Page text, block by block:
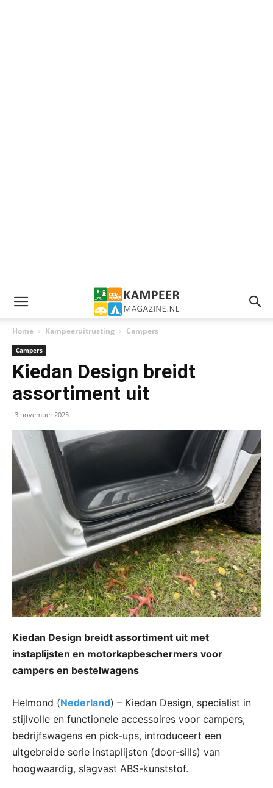
Home Kampeeruitrusting Campers
Campers
Kiedan Design breidt
assortiment uit
3 november 2025
Kiedan Design breidt assortiment uit met
instaplijsten en motorkapbeschermers voor
campers en bestelwagens
Helmond (Nederland) – Kiedan Design, specialist in
stijlvolle en functionele accessoires voor campers,
bedrijfswagens en pick-ups, introduceert een
uitgebreide serie instaplijsten (door-sills) van
hoogwaardig, slagvast ABS-kunststof.